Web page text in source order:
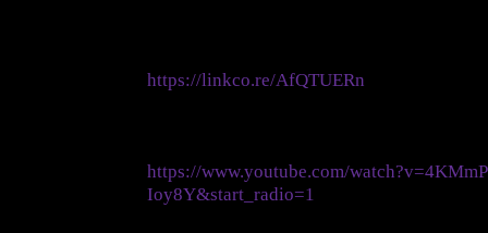
https://linkco.re/AfQTUERn
https://www.youtube.com/
Ioy8Y&start_radio=1